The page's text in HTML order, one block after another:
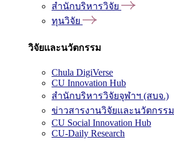
สำนักบริหารวิจัย
ทุนวิจัย
วิจัยและนวัตกรรม
Chula DigiVerse
CU Innovation Hub
สำนักบริหารวิจัยจุฬาฯ (สบจ.)
ข่าวสารงานวิจัยและนวัตกรรม
CU Social Innovation Hub
CU-Daily Research